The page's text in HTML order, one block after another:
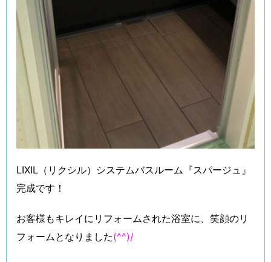
LIXIL（リクシル）システムバスルーム『スパージュ』
完成です！
お客様もキレイにリフォームされた浴室に、笑顔のリ
フォームとなりました(^^)/